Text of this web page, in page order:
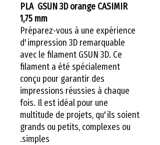
PLA GSUN 3D orange CASIMIR
1,75 mm
Préparez-vous à une expérience
d'impression 3D remarquable
avec le filament GSUN 3D. Ce
filament a été spécialement
conçu pour garantir des
impressions réussies à chaque
fois. Il est idéal pour une
multitude de projets, qu'ils soient
grands ou petits, complexes ou
simples.